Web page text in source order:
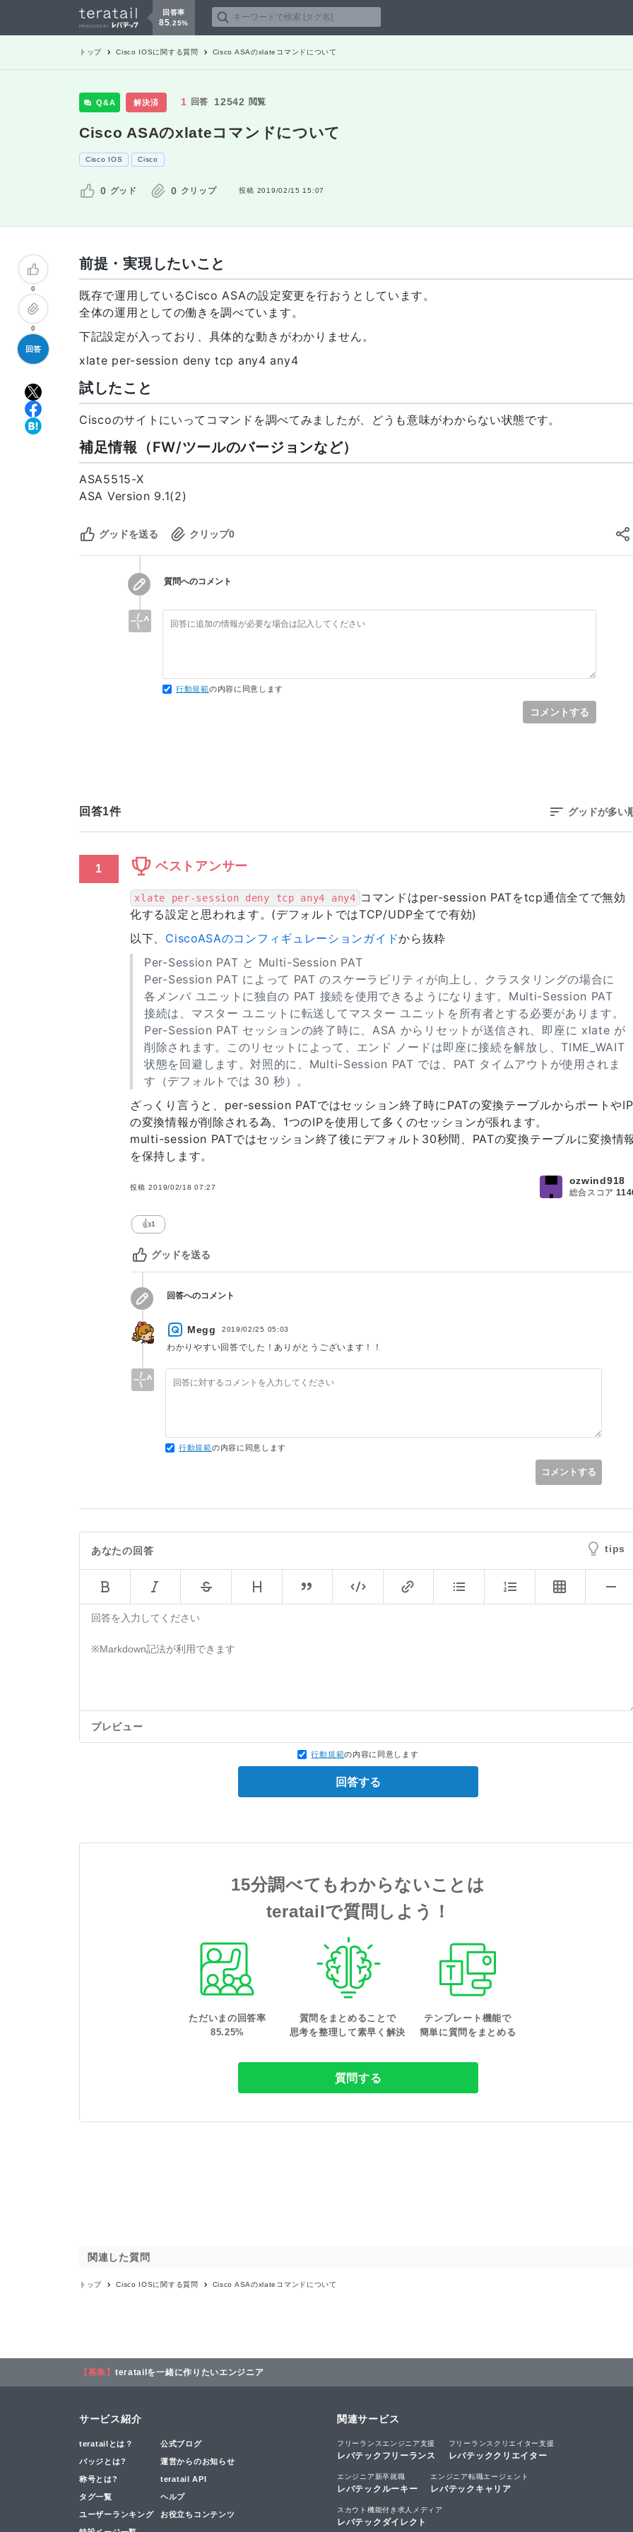
回答率
85 25%
トップ Cisco IOSに関する質問 Cisco ASAのxlateコマンドについて
Q&A 解決済 1 回答 12542 閲覧
Cisco ASAのxlateコマンドについて
Cisco IOS Cisco
0 グッド 0 クリップ 投稿 2019/02/15 15:07
0
0
回答
前提・実現したいこと
既存で運用しているCisco ASAの設定変更を行おうとしています。
全体の運用としての働きを調べています。
下記設定が入っており、具体的な動きがわかりません。
xlate per-session deny tcp any4 any4
試したこと
Ciscoのサイトにいってコマンドを調べてみましたが、どうも意味がわからない状態です。
補足情報（FW/ツールのバージョンなど）
ASA5515-X
ASA Version 9.1(2)
グッドを送る クリップ0
質問へのコメント
行動規範の内容に同意します
コメントする
回答1件 グッドが多い
1 ベストアンサー
xlate per-session deny tcp any4 any4 コマンドはper-session PATをtcp通信全てで無効
化する設定と思われます。(デフォルトではTCP/UDP全てで有効)
以下、 CiscoASAのコンフィギュレーションガイドから抜粋
Per-Session PAT と Multi-Session PAT
Per-Session PAT によって PAT のスケーラビリティが向上し、クラスタリングの場合に
各メンバ ユニットに独自の PAT 接続を使用できるようになります。Multi-Session PAT
接続は、マスター ユニットに転送してマスター ユニットを所有者とする必要があります。
Per-Session PAT セッションの終了時に、ASA からリセットが送信され、即座に xlate が
削除されます。このリセットによって、エンド ノードは即座に接続を解放し、TIME_WAIT
状態を回避します。対照的に、Multi-Session PAT では、PAT タイムアウトが使用されま
す（デフォルトでは 30 秒）。
ざっくり言うと、per-session PATではセッション終了時にPATの変換テーブルからポートやIP
の変換情報が削除される為、1つのIPを使用して多くのセッションが張れます。
multi-session PATではセッション終了後にデフォルト30秒間、PATの変換テーブルに変換情
を保持します。
投稿 2019/02/18 07:27
ozwind918
総合スコア
👍1
グッドを送る
回答へのコメント
Megg 2019/02/25 05:03
わかりやすい回答でした！ありがとうございます！！
行動規範の内容に同意します
コメントする
あなたの回答 tips
プレビュー
行動規範の内容に同意します
回答する
15分調べてもわからないことは
teratailで質問しよう！
ただいまの回答率
85.25%
質問をまとめることで
思考を整理して素早く解決
テンプレート機能で
簡単に質問をまとめる
質問する
関連した質問
トップ Cisco IOSに関する質問 Cisco ASAのxlateコマンドについて
【募集】 teratailを一緒に作りたいエンジニア
サービス紹介
teratailとは？ 公式ブログ
バッジとは? 運営からのお知らせ
称号とは? teratail API
タグ一覧 ヘルプ
ユーザーランキング お役立ちコンテンツ
関連サービス
フリーランスエンジニア支援
レバテックフリーランス
フリーランスクリエイター支援
レバテッククリエイター
エンジニア新卒就職
レバテックルーキー
エンジニア転職エージェント
レバテックキャリア
スカウト機能付き求人メディア
レバテックダイレクト